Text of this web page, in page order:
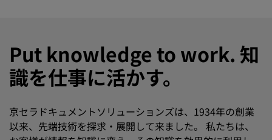
Put knowledge to work. 知
識を仕事に活かす。
京セラドキュメントソリューションズは、1934年の創業
以来、先端技術を探求・展開して来ました。 私たちは、